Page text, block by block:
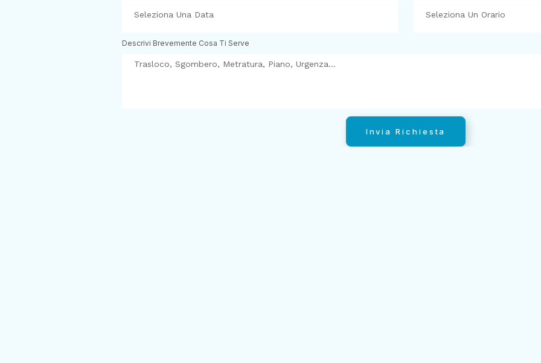
Descrivi Brevemente Cosa Ti Serve
Invia Richiesta